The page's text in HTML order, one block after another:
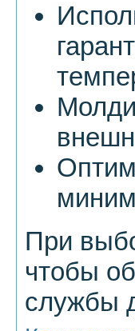
При
чтобы
службы